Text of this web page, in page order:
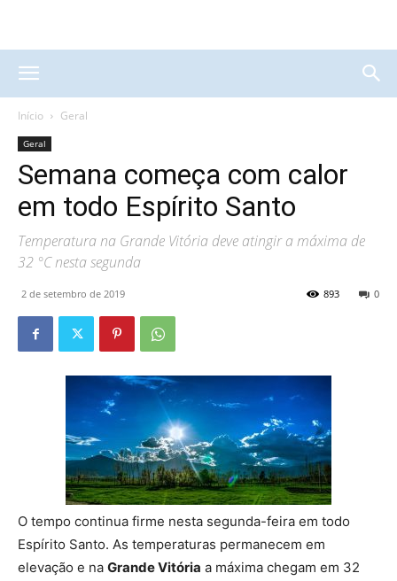
Início Geral
Geral
Semana começa com calor
em todo Espírito Santo
Temperatura na Grande Vitória deve atingir a máxima de
32 °C nesta segunda
2 de setembro de 2019 0
893
O tempo continua firme nesta segunda-feira em todo
Espírito Santo. As temperaturas permanecem em
elevação e na Grande Vitória a máxima chegam em 32